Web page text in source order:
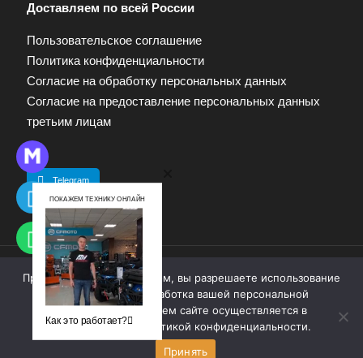
Доставляем по всей России
Пользовательское соглашение
Политика конфиденциальности
Согласие на обработку персональных данных
Согласие на предоставление персональных данных
третьим лицам
Telegram
© 2009—2025. Квадропарк. Все права защищены.
Материалы, размещенные на сайте, не являются
публичной офертой. Для получения информации
обращайтесь к продавцу.
Продолжая работу с сайтом, вы разрешаете использование
cookie-файлов. Обработка вашей персональной
информации на нашем сайте осуществляется в
соответствии с
политикой конфиденциальности.
Принять
ПОКАЖЕМ ТЕХНИКУ ОНЛАЙН
Как это работает?